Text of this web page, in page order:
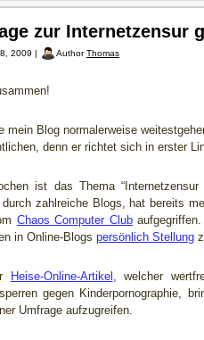
zur Internetzensur
2009 | AuthorThomas
mein Blog normalerweise
denn er richtet sich in erster
ist das Thema
zahlreiche Blogs, hat bereits
Chaos Computer Clubaufgegriffen.
in Online-Blogs persönlich Stellung
Heise-Online-Artikel , welcher
gegen Kinderpornographie,
Umfrage aufzugreifen.